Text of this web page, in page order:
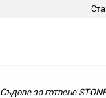
Съдове за готвене